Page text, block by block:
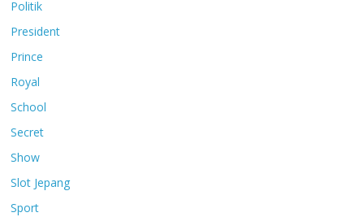
Politik
President
Prince
Royal
School
Secret
Show
Slot Jepang
Sport